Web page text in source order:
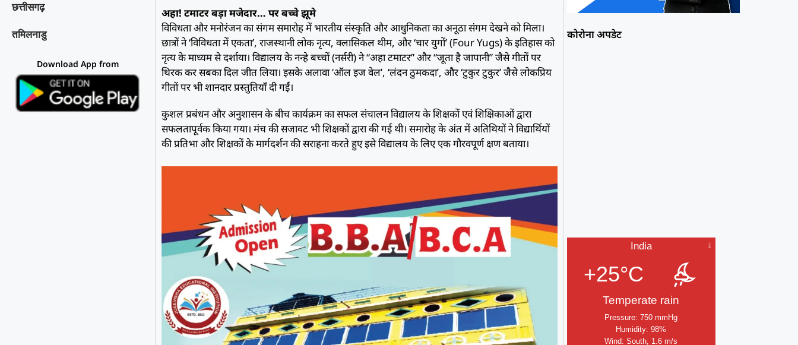
छत्तीसगढ़
तमिलनाडु
Download App from
अहा! टमाटर बड़ा मजेदार… पर बच्चे झूमे
विविधता और मनोरंजन का संगम समारोह में भारतीय संस्कृति और आधुनिकता का अनूठा संगम देखने को मिला।
छात्रों ने ‘विविधता में एकता’, राजस्थानी लोक नृत्य, क्लासिकल थीम, और ‘चार युगों’ (Four Yugs) के इतिहास को
नृत्य के माध्यम से दर्शाया। विद्यालय के नन्हे बच्चों (नर्सरी) ने “अहा टमाटर” और “जूता है जापानी” जैसे गीतों पर
थिरक कर सबका दिल जीत लिया। इसके अलावा ‘ऑल इज वेल’, ‘लंदन ठुमकदा’, और ‘टुकुर टुकुर’ जैसे लोकप्रिय
गीतों पर भी शानदार प्रस्तुतियाँ दी गईं।
कुशल प्रबंधन और अनुशासन के बीच कार्यक्रम का सफल संचालन विद्यालय के शिक्षकों एवं शिक्षिकाओं द्वारा
सफलतापूर्वक किया गया। मंच की सजावट भी शिक्षकों द्वारा की गई थी। समारोह के अंत में अतिथियों ने विद्यार्थियों
की प्रतिभा और शिक्षकों के मार्गदर्शन की सराहना करते हुए इसे विद्यालय के लिए एक गौरवपूर्ण क्षण बताया।
कोरोना अपडेट
India
+25°C
Temperate rain
Pressure: 750 mmHg
Humidity: 98%
Wind: South, 1.6 m/s